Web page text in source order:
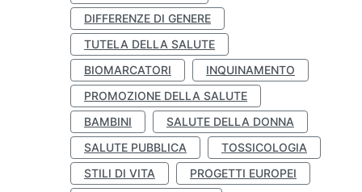
DIFFERENZE DI GENERE
TUTELA DELLA SALUTE
BIOMARCATORI
INQUINAMENTO
PROMOZIONE DELLA SALUTE
BAMBINI
SALUTE DELLA DONNA
SALUTE PUBBLICA
TOSSICOLOGIA
STILI DI VITA
PROGETTI EUROPEI